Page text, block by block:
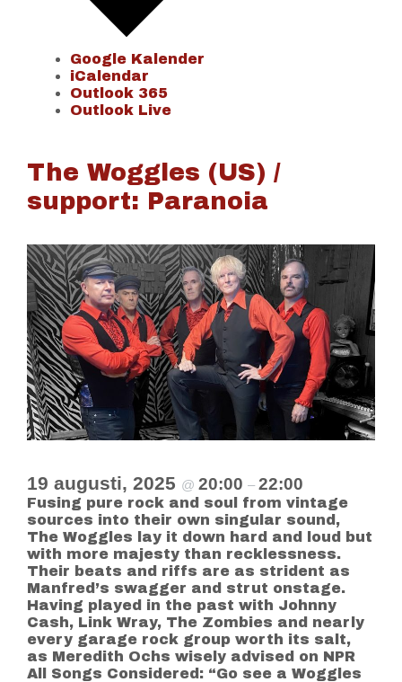
Google Kalender
iCalendar
Outlook 365
Outlook Live
The Woggles (US) /
support: Paranoia
19 augusti, 2025 @ 20:00 – 22:00
Fusing pure rock and soul from vintage
sources into their own singular sound,
The Woggles lay it down hard and loud but
with more majesty than recklessness.
Their beats and riffs are as strident as
Manfred’s swagger and strut onstage.
Having played in the past with Johnny
Cash, Link Wray, The Zombies and nearly
every garage rock group worth its salt,
as Meredith Ochs wisely advised on NPR
All Songs Considered: “Go see a Woggles